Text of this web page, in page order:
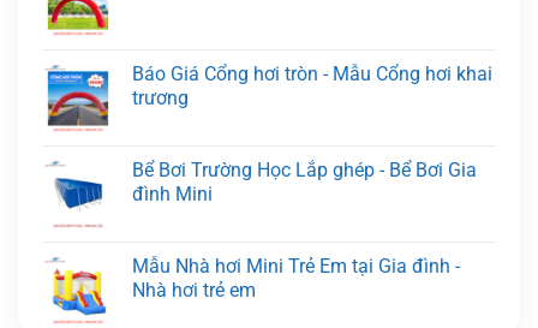
Báo Giá Cổng hơi tròn - Mẫu Cổng hơi khai
trương
Bể Bơi Trường Học Lắp ghép - Bể Bơi Gia
đình Mini
Mẫu Nhà hơi Mini Trẻ Em tại Gia đình -
Nhà hơi trẻ em